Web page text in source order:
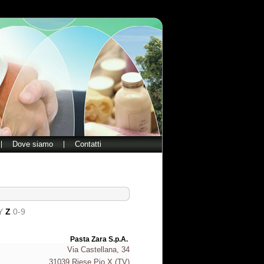
Dove siamo Contatti
Z 0-9
Pasta Zara S.p.A.
Via Castellana, 34
31039 Riese Pio X (TV)